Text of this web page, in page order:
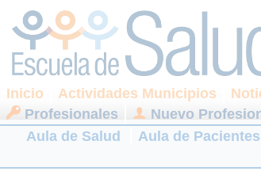
Inicio Actividades Municipios
Profesionales
Nuevo
Aula de Salud
Aula de Pacientes